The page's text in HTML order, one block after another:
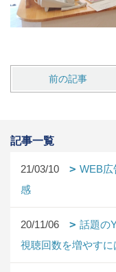
前の記事
記事一覧
21/03/10
WEB広
感
20/11/06
話題の
視聴回数を増やすに